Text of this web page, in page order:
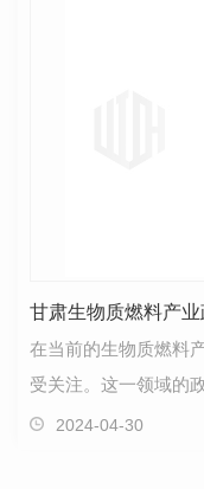
甘肃生物质燃料产
在当前的生物质燃料
受关注。这一领域的
重要意义。甘肃作为
2024-04-30